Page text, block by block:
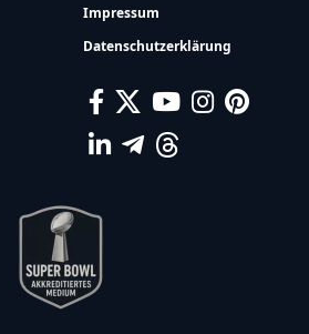
Impressum
Datenschutzerklärung